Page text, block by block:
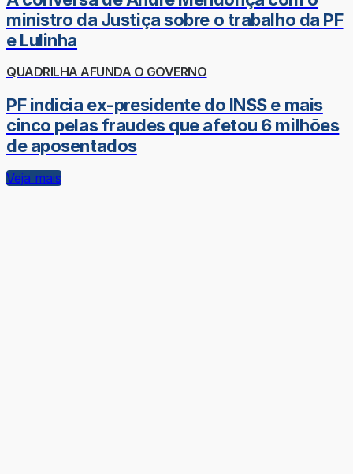
ministro da Justiça sobre o trabalho da PF
e Lulinha
QUADRILHA AFUNDA O GOVERNO
PF indicia ex-presidente do INSS e mais
cinco pelas fraudes que afetou 6 milhões
de aposentados
Veja mais